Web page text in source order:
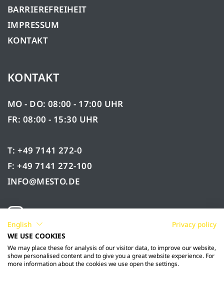
BARRIEREFREIHEIT
IMPRESSUM
KONTAKT
KONTAKT
MO - DO: 08:00 - 17:00 UHR
FR: 08:00 - 15:30 UHR
T: +49 7141 272-0
F: +49 7141 272-100
INFO@MESTO.DE
English
Privacy policy
WE USE COOKIES
We may place these for analysis of our visitor data, to improve our website,
show personalised content and to give you a great website experience. For
more information about the cookies we use open the settings.